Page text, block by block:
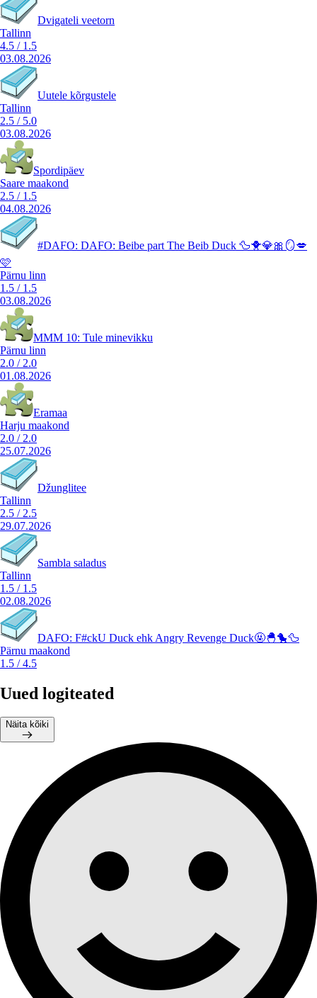
Dvigateli veetorn
Tallinn
4.5 / 1.5
03.08.2026
Uutele kõrgustele
Tallinn
2.5 / 5.0
03.08.2026
Spordipäev
Saare maakond
2.5 / 1.5
04.08.2026
#DAFO: DAFO: Beibe part The Beib Duck 🦆🐥💎🎀🪞💋
🩷
Pärnu linn
1.5 / 1.5
03.08.2026
MMM 10: Tule minevikku
Pärnu linn
2.0 / 2.0
01.08.2026
Eramaa
Harju maakond
2.0 / 2.0
25.07.2026
Džunglitee
Tallinn
2.5 / 2.5
29.07.2026
Sambla saladus
Tallinn
1.5 / 1.5
02.08.2026
DAFO: F#ckU Duck ehk Angry Revenge Duck🤬🐣🐤🦆
Pärnu maakond
1.5 /4.5
Uued logiteated
Näita kõiki